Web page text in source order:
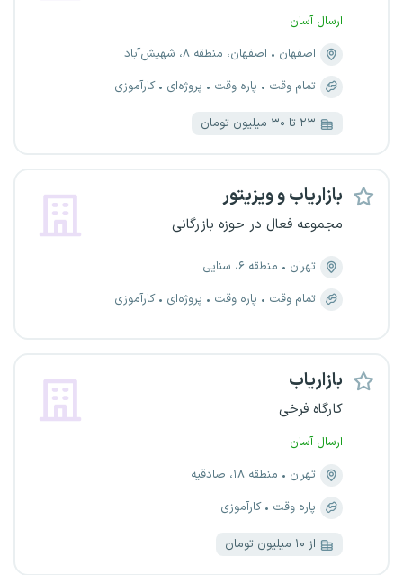
ارسال آسان
اصفهان
اصفهان، منطقه ۸، شهیش‌آباد
تمام وقت
پاره وقت پروژه‌ای کارآموزی
۲۳ تا ۳۰ میلیون تومان
بازاریاب و ویزیتور
مجموعه فعال در حوزه بازرگانی
تهران
منطقه ۶، سنایی
تمام وقت
پاره وقت پروژه‌ای کارآموزی
بازاریاب
کارگاه فرخی
ارسال آسان
تهران
منطقه ۱۸، صادقیه
پاره وقت
کارآموزی
از ۱۰ میلیون تومان